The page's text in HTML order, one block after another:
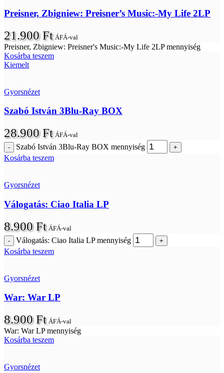
Preisner, Zbigniew: Preisner’s Music:-My Life 2LP
21.900Ft ÁFÁ-val
Preisner, Zbigniew: Preisner's Music:-My Life 2LP mennyiség
Kosárba teszem
Kiemelt
Gyorsnézet
Szabó István 3Blu-Ray BOX
28.900Ft ÁFÁ-val
Szabó István 3Blu-Ray BOX mennyiség
Kosárba teszem
Gyorsnézet
Válogatás: Ciao Italia LP
8.900Ft ÁFÁ-val
Válogatás: Ciao Italia LP mennyiség
Kosárba teszem
Gyorsnézet
War: War LP
8.900Ft ÁFÁ-val
War: War LP mennyiség
Kosárba teszem
Gyorsnézet